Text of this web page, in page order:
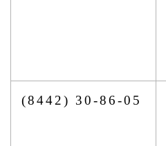
(8442) 30-86-05